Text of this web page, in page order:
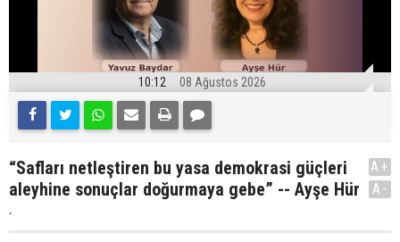
10:12 08 Ağustos 2026
“Safları netleştiren bu yasa demokrasi güçleri
aleyhine sonuçlar doğurmaya gebe” -- Ayşe Hür
.
A+
A-